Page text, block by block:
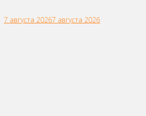
7 августа 20267 августа 2026